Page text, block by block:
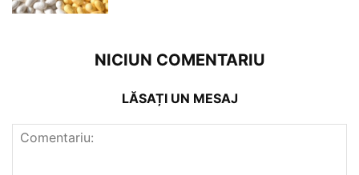
NICIUN COMENTARIU
LĂSAȚI UN MESAJ